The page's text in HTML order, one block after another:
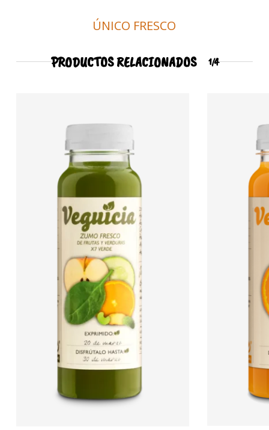
ÚNICO FRESCO
PRODUCTOS RELACIONADOS 1/4